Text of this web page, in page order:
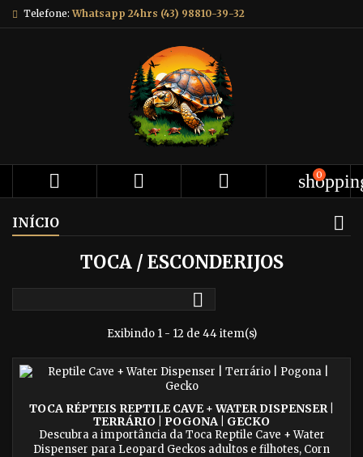
Telefone: Whatsapp 24hrs (43) 98810-39-32
   0
INÍCIO
TOCA / ESCONDERIJOS

Exibindo 1 - 12 de 44 item(s)
TOCA RÉPTEIS REPTILE CAVE + WATER DISPENSER |
TERRÁRIO | POGONA | GECKO
Descubra a importância da Toca Reptile Cave + Water
Dispenser para Leopard Geckos adultos e filhotes, Corn